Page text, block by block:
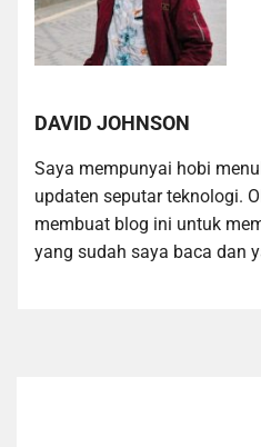
DAVID JOHNSON
Saya mempunyai hobi
updaten seputar teknologi.
membuat blog ini untuk
yang sudah saya baca dan